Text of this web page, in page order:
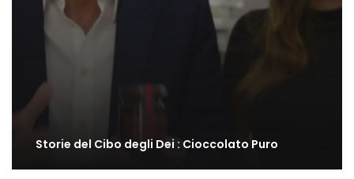
Storie del Cibo degli Dei : Cioccolato Puro